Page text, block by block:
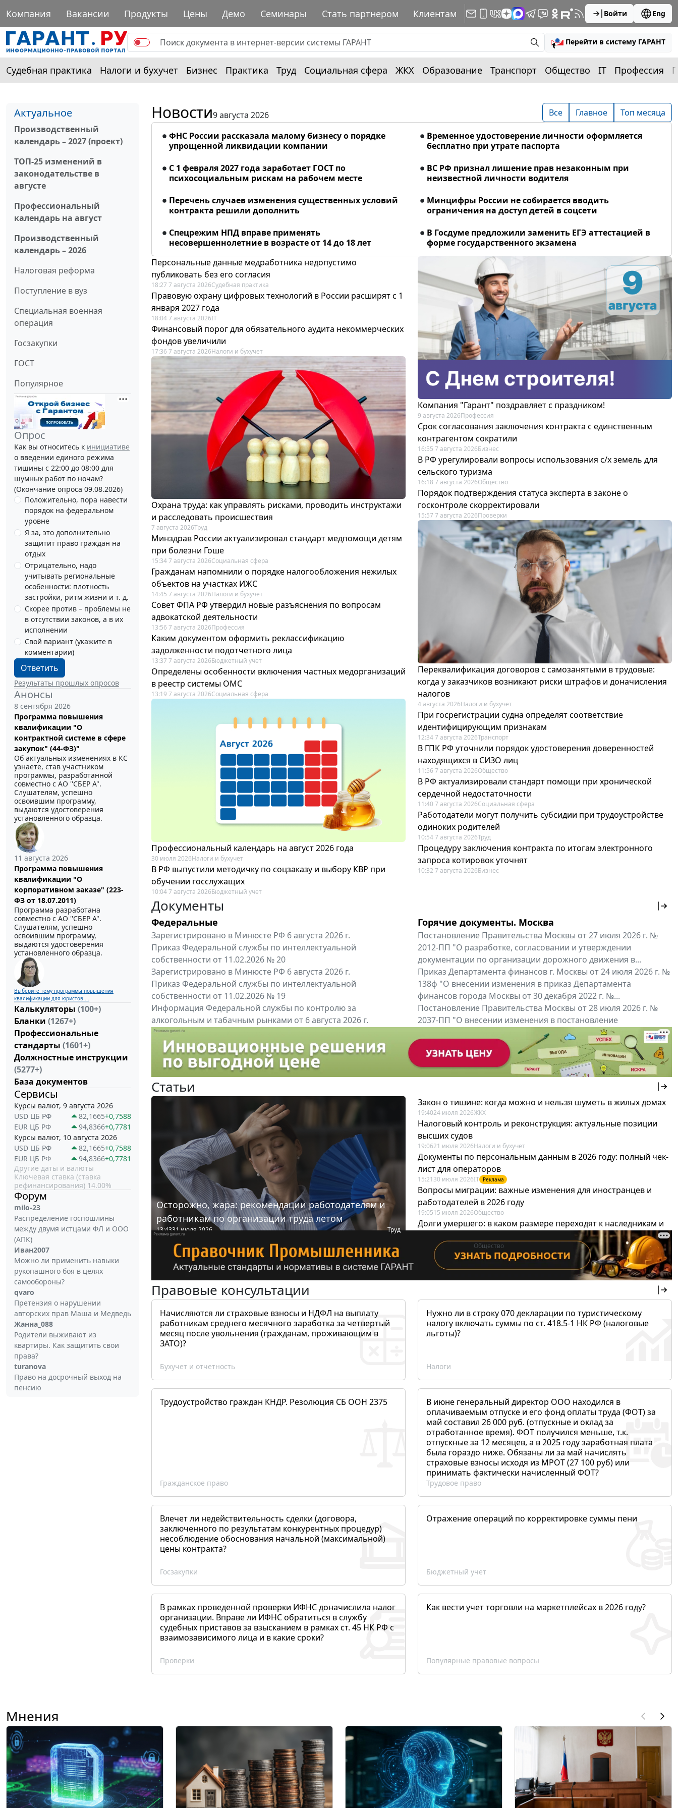
Компания Вакансии Продукты Цены Демо Семинары Стать партнером Клиентам Войти Eng
Перейти в систему ГАРАНТ
Судебная практика Налоги и бухучет Бизнес Практика Труд Социальная сфера ЖКХ Образование Транспорт Общество IT Профессия
Актуальное
Производственный
календарь – 2027 (проект)
ТОП-25 изменений в
законодательстве в
августе
Профессиональный
календарь на август
Производственный
календарь – 2026
Налоговая реформа
Поступление в вуз
Специальная военная
операция
Госзакупки
ГОСТ
Популярное
Опрос
Как вы относитесь к инициативе
о введении единого режима
тишины с 22:00 до 08:00 для
шумных работ по ночам?
(Окончание опроса 09.08.2026)
Положительно, пора навести
порядок на федеральном
уровне
Я за, это дополнительно
защитит право граждан на
отдых
Отрицательно, надо
учитывать региональные
особенности: плотность
застройки, ритм жизни и т. д.
Скорее против – проблемы не
в отсутствии законов, а в их
исполнении
Свой вариант (укажите в
комментарии)
Ответить
Результаты прошлых опросов
Анонсы
8 сентября 2026
Программа повышения
квалификации "О
контрактной системе в сфере
закупок" (44-ФЗ)"
Об актуальных изменениях в КС
узнаете, став участником
программы, разработанной
совместно с АО ''СБЕР А".
Слушателям, успешно
освоившим программу,
выдаются удостоверения
установленного образца.
11 августа 2026
Программа повышения
квалификации "О
корпоративном заказе" (223-
ФЗ от 18.07.2011)
Программа разработана
совместно с АО ''СБЕР А".
Слушателям, успешно
освоившим программу,
выдаются удостоверения
установленного образца.
Выберите тему программы повышения
квалификации для юристов ...
Калькуляторы (100+)
Бланки (1267+)
Профессиональные
стандарты (1601+)
Должностные инструкции
(5277+)
База документов
Сервисы
Курсы валют, 9 августа 2026
USD ЦБ РФ
82,1665+0,7588
EUR ЦБ РФ
94,8366+0,7781
Курсы валют, 10 августа 2026
USD ЦБ РФ
82,1665+0,7588
EUR ЦБ РФ
94,8366+0,7781
Другие даты и валюты
Ключевая ставка (ставка
рефинансирования) 14.00%
Форум
milo-23
Распределение госпошлины
между двумя истцами ФЛ и ООО
(АПК)
Иван2007
Можно ли применить навыки
рукопашного боя в целях
самообороны?
qvaro
Претензия о нарушении
авторских прав Маша и Медведь
Жанна_088
Родители выживают из
квартиры. Как защитить свои
права?
turanova
Право на досрочный выход на
пенсию
Новости9 августа 2026 Все Главное Топ месяца
ФНС России рассказала малому бизнесу о порядке
упрощенной ликвидации компании
Временное удостоверение личности оформляется
бесплатно при утрате паспорта
С 1 февраля 2027 года заработает ГОСТ по
психосоциальным рискам на рабочем месте
ВС РФ признал лишение прав незаконным при
неизвестной личности водителя
Перечень случаев изменения существенных условий
контракта решили дополнить
Минцифры России не собирается вводить
ограничения на доступ детей в соцсети
Спецрежим НПД вправе применять
несовершеннолетние в возрасте от 14 до 18 лет
В Госдуме предложили заменить ЕГЭ аттестацией в
форме государственного экзамена
Персональные данные медработника недопустимо
публиковать без его согласия
18:27 7 августа 2026Судебная практика
Правовую охрану цифровых технологий в России расширят с 1
января 2027 года
18:04 7 августа 2026IT
Финансовый порог для обязательного аудита некоммерческих
фондов увеличили
17:36 7 августа 2026Налоги и бухучет
Охрана труда: как управлять рисками, проводить инструктажи
и расследовать происшествия
7 августа 2026Труд
Минздрав России актуализировал стандарт медпомощи детям
при болезни Гоше
15:34 7 августа 2026Социальная сфера
Гражданам напомнили о порядке налогообложения нежилых
объектов на участках ИЖС
14:45 7 августа 2026Налоги и бухучет
Совет ФПА РФ утвердил новые разъяснения по вопросам
адвокатской деятельности
13:56 7 августа 2026Профессия
Каким документом оформить реклассификацию
задолженности подотчетного лица
13:37 7 августа 2026Бюджетный учет
Определены особенности включения частных медорганизаций
в реестр системы ОМС
13:19 7 августа 2026Социальная сфера
Профессиональный календарь на август 2026 года
30 июля 2026Налоги и бухучет
В РФ выпустили методичку по соцзаказу и выбору КВР при
обучении госслужащих
10:04 7 августа 2026Бюджетный учет
Компания "Гарант" поздравляет с праздником!
9 августа 2026Профессия
Срок согласования заключения контракта с единственным
контрагентом сократили
16:55 7 августа 2026Бизнес
В РФ урегулировали вопросы использования с/х земель для
сельского туризма
16:18 7 августа 2026Общество
Порядок подтверждения статуса эксперта в законе о
госконтроле скорректировали
15:57 7 августа 2026Проверки
Переквалификация договоров с самозанятыми в трудовые:
когда у заказчиков возникают риски штрафов и доначисления
налогов
4 августа 2026Налоги и бухучет
При госрегистрации судна определят соответствие
идентифицирующим признакам
12:34 7 августа 2026Транспорт
В ГПК РФ уточнили порядок удостоверения доверенностей
находящихся в СИЗО лиц
11:56 7 августа 2026Общество
В РФ актуализировали стандарт помощи при хронической
сердечной недостаточности
11:40 7 августа 2026Социальная сфера
Работодатели могут получить субсидии при трудоустройстве
одиноких родителей
10:54 7 августа 2026Труд
Процедуру заключения контракта по итогам электронного
запроса котировок уточнят
10:32 7 августа 2026Бизнес
Документы
Федеральные
Зарегистрировано в Минюсте РФ 6 августа 2026 г.
Приказ Федеральной службы по интеллектуальной
собственности от 11.02.2026 № 20
Зарегистрировано в Минюсте РФ 6 августа 2026 г.
Приказ Федеральной службы по интеллектуальной
собственности от 11.02.2026 № 19
Информация Федеральной службы по контролю за
алкогольным и табачным рынками от 6 августа 2026 г.
"Вниманию производителей и импортёров алкогольной...
Все федеральные документы
Горячие документы. Москва
Постановление Правительства Москвы от 27 июля 2026 г. №
2012-ПП "О разработке, согласовании и утверждении
документации по организации дорожного движения в...
Приказ Департамента финансов г. Москвы от 24 июля 2026 г. №
138ф "О внесении изменения в приказ Департамента
финансов города Москвы от 30 декабря 2022 г. №...
Постановление Правительства Москвы от 28 июля 2026 г. №
2037-ПП "О внесении изменения в постановление
Правительства Москвы от 26 июля 2011 г. № 334-ПП"
Все региональные документы Мой регион ...
Статьи
Осторожно, жара: рекомендации работодателям и
работникам по организации труда летом
13:4331 июля 2026 Труд
Закон о тишине: когда можно и нельзя шуметь в жилых домах
19:4024 июля 2026ЖКХ
Налоговый контроль и реконструкция: актуальные позиции
высших судов
19:0621 июля 2026Налоги и бухучет
Документы по персональным данным в 2026 году: полный чек-
лист для операторов
15:21 30 июля 2026IT Реклама
Вопросы миграции: важные изменения для иностранцев и
работодателей в 2026 году
19:0515 июля 2026Общество
Долги умершего: в каком размере переходят к наследникам и
17 июля 2026 Общество
Правовые консультации
Начисляются ли страховые взносы и НДФЛ на выплату
работникам среднего месячного заработка за четвертый
месяц после увольнения (гражданам, проживающим в
ЗАТО)?
Бухучет и отчетность
Нужно ли в строку 070 декларации по туристическому
налогу включать суммы по ст. 418.5-1 НК РФ (налоговые
льготы)?
Налоги
Трудоустройство граждан КНДР. Резолюция СБ ООН 2375
Гражданское право
В июне генеральный директор ООО находился в
оплачиваемым отпуске и его фонд оплаты труда (ФОТ) за
май составил 26 000 руб. (отпускные и оклад за
отработанное время). ФОТ получился меньше, т.к.
отпускные за 12 месяцев, а в 2025 году заработная плата
была гораздо ниже. Обязаны ли за май начислять
страховые взносы исходя из МРОТ (27 100 руб) или
принимать фактически начисленный ФОТ?
Трудовое право
Влечет ли недействительность сделки (договора,
заключенного по результатам конкурентных процедур)
несоблюдение обоснования начальной (максимальной)
цены контракта?
Госзакупки
Отражение операций по корректировке суммы пени
Бюджетный учет
В рамках проведенной проверки ИФНС доначислила налог
организации. Вправе ли ИФНС обратиться в службу
судебных приставов за взысканием в рамках ст. 45 НК РФ с
взаимозависимого лица и в какие сроки?
Проверки
Как вести учет торговли на маркетплейсах в 2026 году?
Популярные правовые вопросы
Мнения